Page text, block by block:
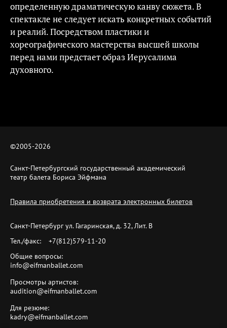
определенную драматическую канву сюжета. В
спектакле не следует искать конкретных событий
и реалий. Посредством пластики и
хореографического мастерства высшей школы
перед нами предстает образ Иерусалима
духовного.
©2005-2026
Санкт-Петербургский государственный академический
театр балета Бориса Эйфмана
Правила приобретения и возврата электронных билетов
Санкт-Петербург ул. Гагаринская, д. 32, Лит. B
Тел./факс:
+7(812)579-11-20
Общие вопросы:
info@eifmanballet.com
Просмотры артистов:
audition@eifmanballet.com
Для резюме:
kadry@eifmanballet.com